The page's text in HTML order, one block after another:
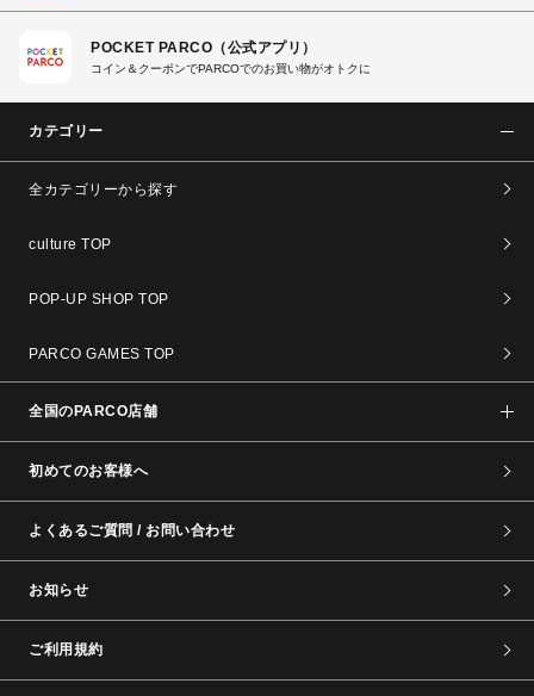
POCKET PARCO（公式アプリ）
コイン＆クーポンでPARCOでのお買い物がオトクに
カテゴリー
全カテゴリーから探す
culture TOP
POP-UP SHOP TOP
PARCO GAMES TOP
全国のPARCO店舗
初めてのお客様へ
よくあるご質問 / お問い合わせ
お知らせ
ご利用規約